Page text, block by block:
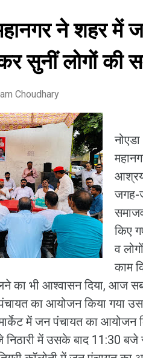
ने शहर
सुनीं लोगों की
Choudhary
आश्रय
जगह-
किए
व
काम
का भी आश्वासन दिया, आज
का आयोजन किया गया
में जन पंचायत का आयोजन
में उसके बाद 11:30